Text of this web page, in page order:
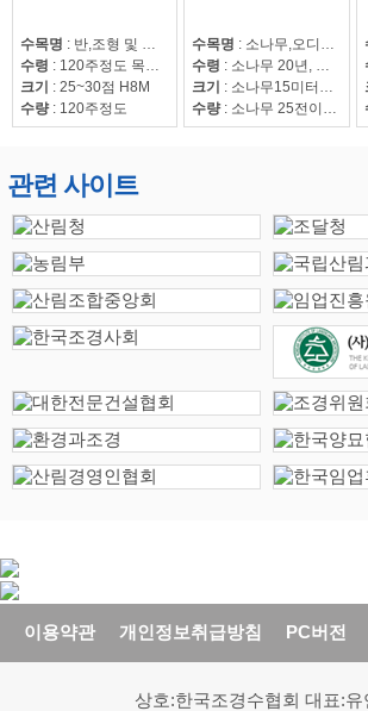
수목명 : 반,조형 및 자연송
수령 : 120주정도 목대 50만
크기
: 25~30점 H8M
수량 : 120주정도
수목명 : 소나무,오디뽕나무
수령 : 소나무 20년, 오디뽕나무7년
크기
: 소나무15미터이상
수량 : 소나무 25전이상85수, 25전이하220수, 뽕나무 42수
관련 사이트
이용약관 개인정보취급방침 PC버전
상호:한국조경수협회 대표:유